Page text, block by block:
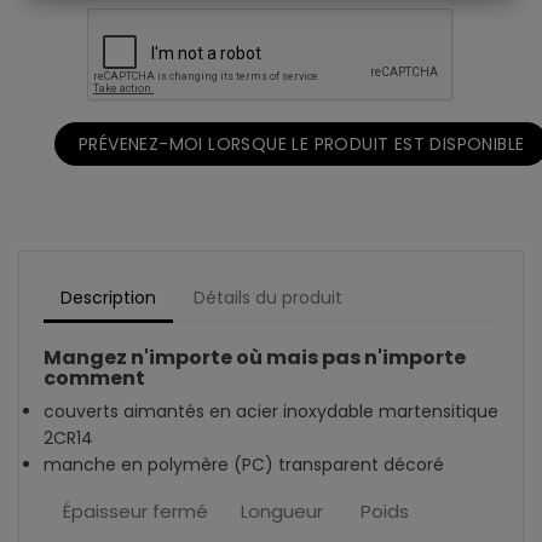
PRÉVENEZ-MOI LORSQUE LE PRODUIT EST DISPONIBLE
Description Détails du produit
Mangez n'importe où mais pas n'importe
comment
couverts aimantés en acier inoxydable martensitique
2CR14
manche en polymère (PC) transparent décoré
Épaisseur fermé
Longueur
Poids